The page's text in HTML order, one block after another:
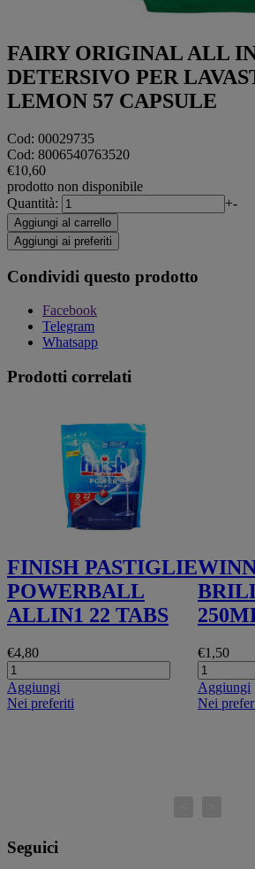
FAIRY ORIGINAL ALL
DETERSIVO PER
LEMON 57 CAPSULE
Cod: 00029735
Cod: 8006540763520
€10,60
prodotto non disponibile
Quantità:
+-
Aggiungi al carrello
Aggiungi ai preferiti
Condividi questo prodotto
Facebook
Telegram
Whatsapp
Prodotti correlati
FINISH PASTIGLIE
POWERBALL
ALLIN1 22 TABS
€4,80
Aggiungi
Nei preferiti
€1,50
Aggiungi
Nei
Seguici